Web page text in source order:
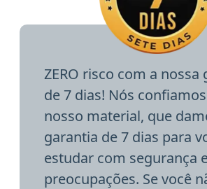
ZERO risco com a nossa
de 7 dias! Nós
nosso material, que
garantia de 7 dias para
estudar com segurança
preocupações. Se você